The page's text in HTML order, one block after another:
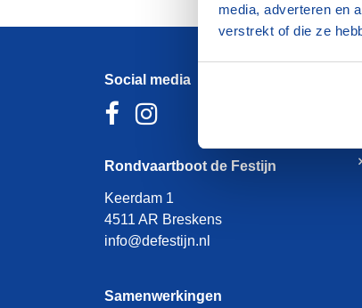
media, adverteren en
verstrekt of die ze
Social media
Rondvaartboot de Festijn
Keerdam 1
4511 AR Breskens
info@defestijn.nl
Samenwerkingen